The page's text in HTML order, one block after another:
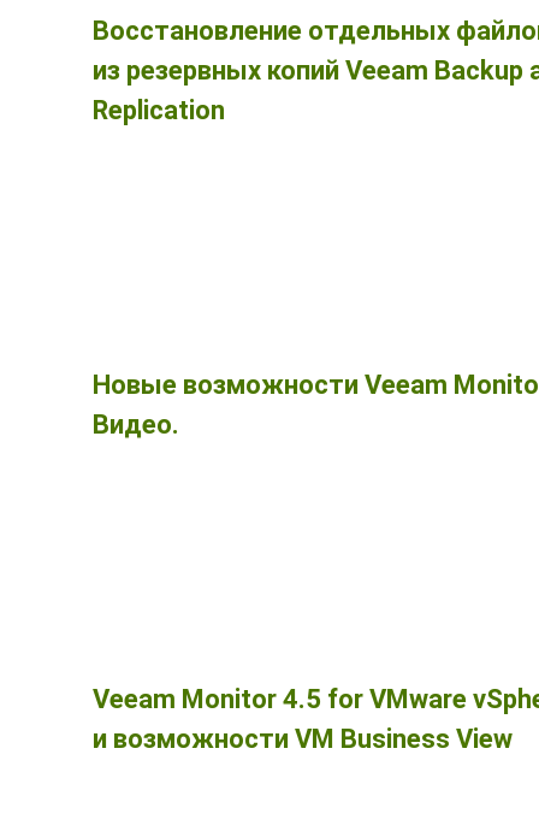
Восстановление отдельных
из резервных копий Veeam Backup
Replication
Новые возможности Veeam
Видео.
Veeam Monitor 4.5 for VMware
и возможности VM Business View